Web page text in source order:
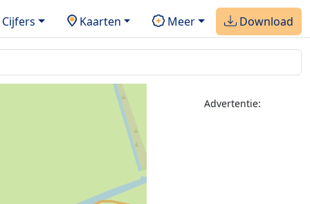
Cijfers Kaarten Meer Download
Advertentie: